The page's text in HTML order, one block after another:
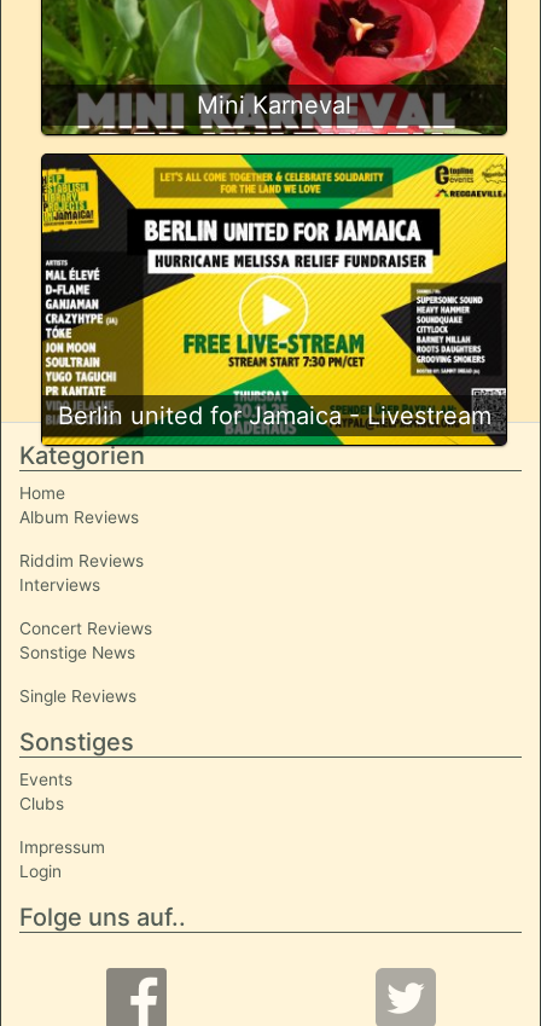
Mini Karneval
Berlin united for Jamaica - Livestream
Kategorien
Home
Album Reviews
Riddim Reviews
Interviews
Concert Reviews
Sonstige News
Single Reviews
Sonstiges
Events
Clubs
Impressum
Login
Folge uns auf..